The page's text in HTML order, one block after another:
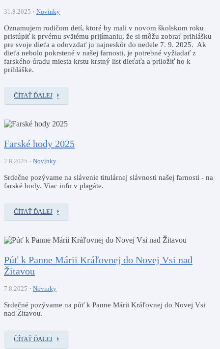
31.8.2025 Novinky
Oznamujem rodičom detí, ktoré by mali v novom školskom roku
pristúpiť k prvému svätému prijímaniu, že si môžu zobrať prihlášku
pre svoje dieťa a odovzdať ju najneskôr do nedele 7. 9. 2025. Ak
dieťa nebolo pokrstené v našej farnosti, je potrebné vyžiadať z
farského úradu miesta krstu krstný list dieťaťa a priložiť ho k
prihláške.
ČÍTAŤ ĎALEJ
Farské hody 2025
7.8.2025 Novinky
Srdečne pozývame na slávenie titulárnej slávnosti našej farnosti - na
farské hody. Viac info v plagáte.
ČÍTAŤ ĎALEJ
Púť k Panne Márii Kráľovnej do Novej Vsi nad
Žitavou
7.8.2025 Novinky
Srdečné pozývame na púť k Panne Márii Kráľovnej do Novej Vsi
nad Žitavou.
ČÍTAŤ ĎALEJ